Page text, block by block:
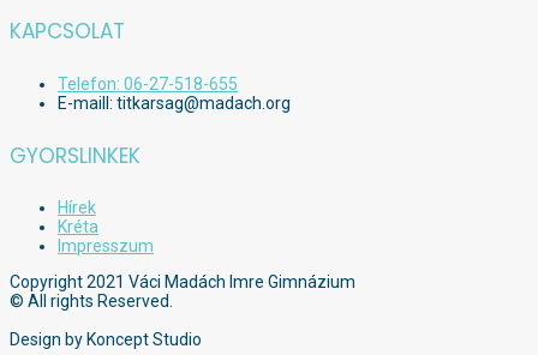
KAPCSOLAT
Telefon: 06-27-518-655
E-maill: titkarsag@madach.org
GYORSLINKEK
Hírek
Kréta
Impresszum
Copyright 2021 Váci Madách Imre Gimnázium
© All rights Reserved.
Design by Koncept Studio